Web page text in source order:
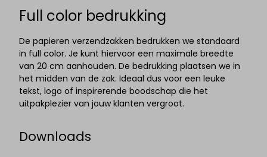
Full color bedrukking
De papieren verzendzakken bedrukken we standaard
in full color. Je kunt hiervoor een maximale breedte
van 20 cm aanhouden. De bedrukking plaatsen we in
het midden van de zak. Ideaal dus voor een leuke
tekst, logo of inspirerende boodschap die het
uitpakplezier van jouw klanten vergroot.
Downloads